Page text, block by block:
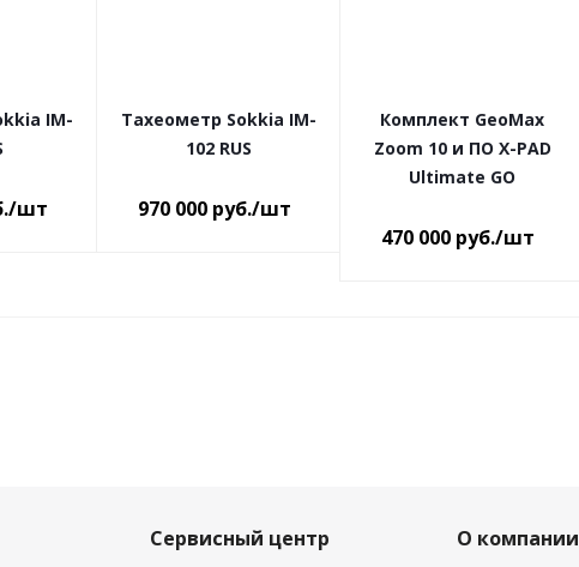
IM-
/шт
Тахеометр Sokkia IM-
102 RUS
970 000 руб./шт
Комплект GeoMax
Zoom 10 и ПО X-PAD
Ultimate GO
470 000 руб./шт
Сервисный центр О компании